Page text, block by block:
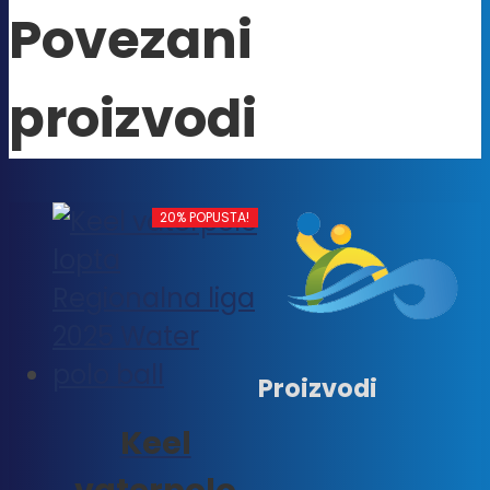
Povezani
proizvodi
20% POPUSTA!
Keel
Proizvodi